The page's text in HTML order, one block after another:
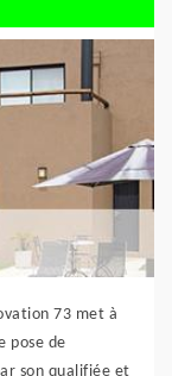
73 met à
pose de
son qualifiée et